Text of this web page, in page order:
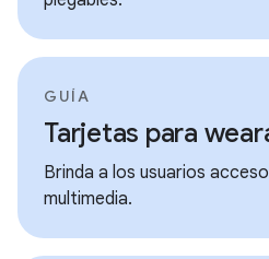
GUÍA
Tarjetas para
Brinda a los usuarios
multimedia.